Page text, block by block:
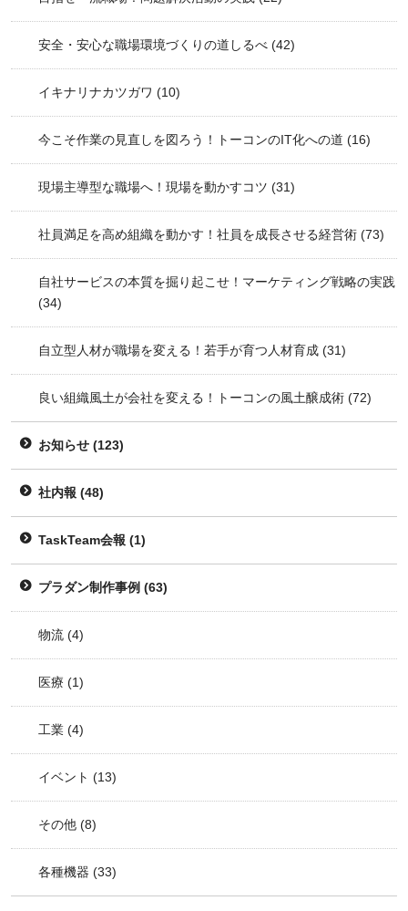
安全・安心な職場環境づくりの道しるべ (42)
イキナリナカツガワ (10)
今こそ作業の見直しを図ろう！トーコンのIT化への道 (16)
現場主導型な職場へ！現場を動かすコツ (31)
社員満足を高め組織を動かす！社員を成長させる経営術 (73)
自社サービスの本質を掘り起こせ！マーケティング戦略の実践
(34)
自立型人材が職場を変える！若手が育つ人材育成 (31)
良い組織風土が会社を変える！トーコンの風土醸成術 (72)
お知らせ (123)
社内報 (48)
TaskTeam会報 (1)
プラダン制作事例 (63)
物流 (4)
医療 (1)
工業 (4)
イベント (13)
その他 (8)
各種機器 (33)